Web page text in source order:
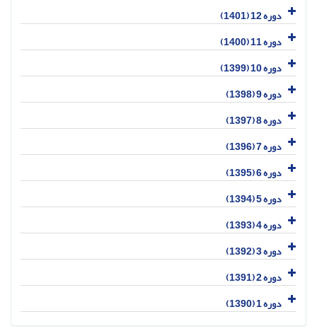
دوره 12 (1401)
دوره 11 (1400)
دوره 10 (1399)
دوره 9 (1398)
دوره 8 (1397)
دوره 7 (1396)
دوره 6 (1395)
دوره 5 (1394)
دوره 4 (1393)
دوره 3 (1392)
دوره 2 (1391)
دوره 1 (1390)